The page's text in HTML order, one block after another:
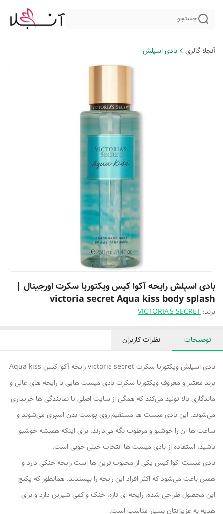
جستجو
آنجلا گالری بادی اسپلش
بادی اسپلش رایحه آکوا کیس ویکتوریا سکرت اورجینال |
victoria secret Aqua kiss body splash
برند: VICTORIA'S SECRET
توضیحات نظرات کاربران
بادی اسپلش ویکتوریا سکرت victoria secret رایحه آکوا کیس Aqua kiss
برند معتبر و معروف ویکتوریا سکرت بادی میست هایی با رایحه های عالی و
ماندگاری بالا تولید می‌کند که همگی از سایت اصلی یا نمایندگی ها خریداری
می‌شوند. این بادی میست ها مستقیم روی پوست بدن اسپری می‌شوند و
ساعت ها ان را خوشبو و مرطوب نگه می‌دارند. برای اینکه همیشه خوشبو
باشید، استفاده از بادی میست ها انتخاب خیلی خوبی است.
بادی میست اکوا کیس یکی از محبوب ترین ها است رایحه خنکی دارد و
همین باعث می‌شود که اکثر افراد این رایحه را بپسندند. همانطور که پکیج
این محصول طراحی شده، رایحه ای تازه، خنک و کمی شیرین دارد و برای
هدیه به عزیزانتان بسیار مناسب است.